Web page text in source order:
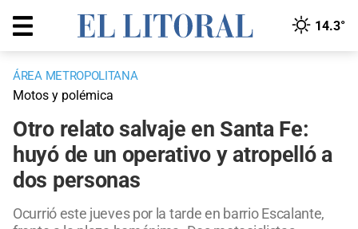
14.3°
ÁREA METROPOLITANA
Motos y polémica
Otro relato salvaje en Santa Fe:
huyó de un operativo y atropelló a
dos personas
Ocurrió este jueves por la tarde en barrio Escalante,